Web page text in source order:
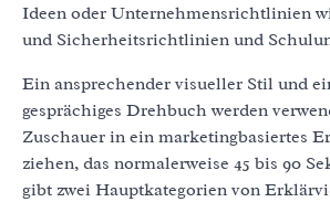
Ideen oder Unternehmensrichtlinien
und Sicherheitsrichtlinien und
Ein ansprechender visueller Stil und
gesprächiges Drehbuch werden
Zuschauer in ein marketingbasiertes
ziehen, das normalerweise 45 bis 90
gibt zwei Hauptkategorien von